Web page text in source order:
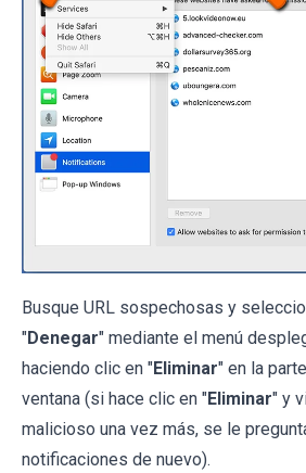
Busque URL sospechosas y
"Denegar" mediante el menú
haciendo clic en "Eliminar" en la
ventana (si hace clic en "Eliminar" y
malicioso una vez más, se le
notificaciones de nuevo).